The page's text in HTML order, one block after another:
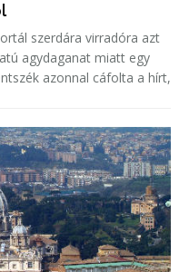
szerdára virradóra azt
agydaganat miatt egy
azonnal cáfolta a hírt,